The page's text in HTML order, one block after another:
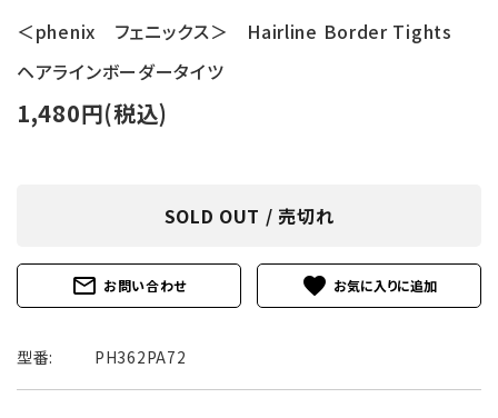
＜phenix フェニックス＞ Hairline Border Tights
ヘアラインボーダータイツ
1,480円(税込)
SOLD OUT / 売切れ
mail_outline お問い合わせ favorite
型番: PH362PA72